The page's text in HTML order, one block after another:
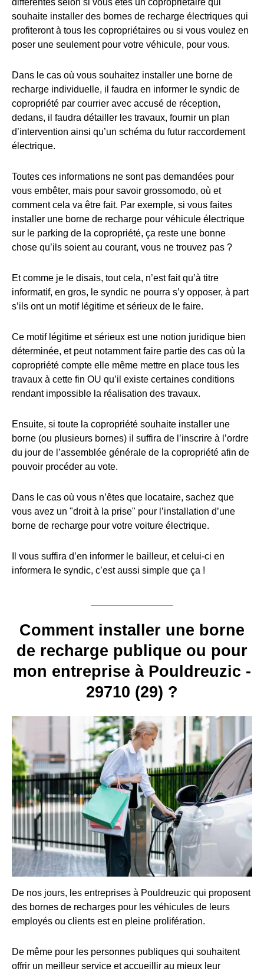
différentes selon si vous êtes un copropriétaire qui
souhaite installer des bornes de recharge électriques qui
profiteront à tous les copropriétaires ou si vous voulez en
poser une seulement pour votre véhicule, pour vous.
Dans le cas où vous souhaitez installer une borne de
recharge individuelle, il faudra en informer le syndic de
copropriété par courrier avec accusé de réception,
dedans, il faudra détailler les travaux, fournir un plan
d’intervention ainsi qu’un schéma du futur raccordement
électrique.
Toutes ces informations ne sont pas demandées pour
vous embêter, mais pour savoir grossomodo, où et
comment cela va être fait. Par exemple, si vous faites
installer une borne de recharge pour véhicule électrique
sur le parking de la copropriété, ça reste une bonne
chose qu’ils soient au courant, vous ne trouvez pas ?
Et comme je le disais, tout cela, n’est fait qu’à titre
informatif, en gros, le syndic ne pourra s’y opposer, à part
s’ils ont un motif légitime et sérieux de le faire.
Ce motif légitime et sérieux est une notion juridique bien
déterminée, et peut notamment faire partie des cas où la
copropriété compte elle même mettre en place tous les
travaux à cette fin OU qu’il existe certaines conditions
rendant impossible la réalisation des travaux.
Ensuite, si toute la copropriété souhaite installer une
borne (ou plusieurs bornes) il suffira de l’inscrire à l’ordre
du jour de l’assemblée générale de la copropriété afin de
pouvoir procéder au vote.
Dans le cas où vous n’êtes que locataire, sachez que
vous avez un "droit à la prise" pour l’installation d’une
borne de recharge pour votre voiture électrique.
Il vous suffira d’en informer le bailleur, et celui-ci en
informera le syndic, c’est aussi simple que ça !
Comment installer une borne
de recharge publique ou pour
mon entreprise à Pouldreuzic -
29710 (29) ?
De nos jours, les entreprises à Pouldreuzic qui proposent
des bornes de recharges pour les véhicules de leurs
employés ou clients est en pleine prolifération.
De même pour les personnes publiques qui souhaitent
offrir un meilleur service et accueillir au mieux leur